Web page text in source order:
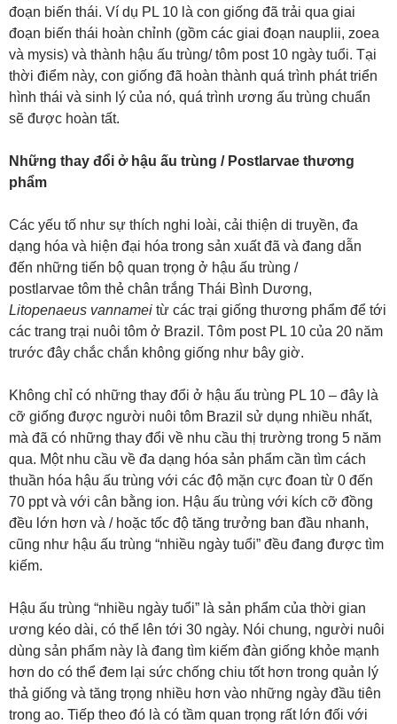
đoạn biến thái. Ví dụ PL 10 là con giống đã trải qua giai
đoạn biến thái hoàn chỉnh (gồm các giai đoạn nauplii, zoea
và mysis) và thành hậu ấu trùng/ tôm post 10 ngày tuổi. Tại
thời điểm này, con giống đã hoàn thành quá trình phát triển
hình thái và sinh lý của nó, quá trình ương ấu trùng chuẩn
sẽ được hoàn tất.
Những thay đổi ở hậu ấu trùng / Postlarvae thương
phẩm
Các yếu tố như sự thích nghi loài, cải thiện di truyền, đa
dạng hóa và hiện đại hóa trong sản xuất đã và đang dẫn
đến những tiến bộ quan trọng ở hậu ấu trùng /
postlarvae tôm thẻ chân trắng Thái Bình Dương,
Litopenaeus vannamei từ các trại giống thương phẩm để tới
các trang trại nuôi tôm ở Brazil. Tôm post PL 10 của 20 năm
trước đây chắc chắn không giống như bây giờ.
Không chỉ có những thay đổi ở hậu ấu trùng PL 10 – đây là
cỡ giống được người nuôi tôm Brazil sử dụng nhiều nhất,
mà đã có những thay đổi về nhu cầu thị trường trong 5 năm
qua. Một nhu cầu về đa dạng hóa sản phẩm cần tìm cách
thuần hóa hậu ấu trùng với các độ mặn cực đoan từ 0 đến
70 ppt và với cân bằng ion. Hậu ấu trùng với kích cỡ đồng
đều lớn hơn và / hoặc tốc độ tăng trưởng ban đầu nhanh,
cũng như hậu ấu trùng “nhiều ngày tuổi” đều đang được tìm
kiếm.
Hậu ấu trùng “nhiều ngày tuổi” là sản phẩm của thời gian
ương kéo dài, có thể lên tới 30 ngày. Nói chung, người nuôi
dùng sản phẩm này là đang tìm kiếm đàn giống khỏe mạnh
hơn do có thể đem lại sức chống chiu tốt hơn trong quản lý
thả giống và tăng trọng nhiều hơn vào những ngày đầu tiên
trong ao. Tiếp theo đó là có tầm quan trọng rất lớn đối với